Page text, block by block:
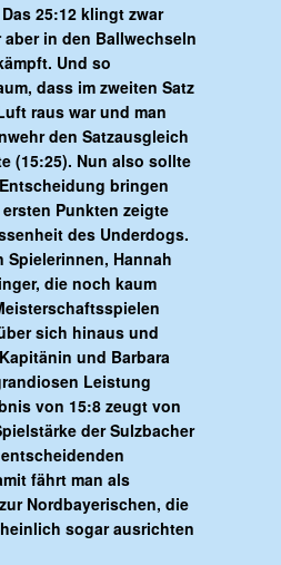
25:12 klingt zwar
in den Ballwechseln
Und so
dass im zweiten Satz
raus war und man
den Satzausgleich
(15:25). Nun also sollte
bringen
Punkten zeigte
des Underdogs.
Spielerinnen, Hannah
die noch kaum
sich hinaus und
und Barbara
Leistung
von 15:8 zeugt von
der Sulzbacher
fährt man als
Nordbayerischen, die
sogar ausrichten